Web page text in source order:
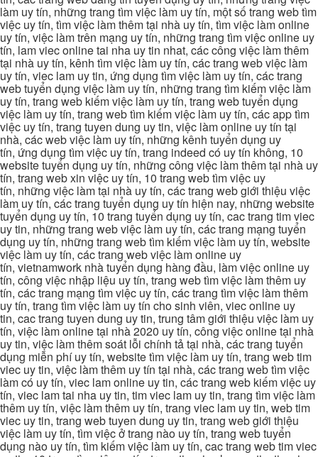
làm uy tín, những trang tìm việc làm uy tín, một số trang web tìm
việc uy tín, tìm việc làm thêm tại nhà uy tín, tìm việc làm online
uy tín, việc làm trên mạng uy tín, những trang tìm việc online uy
tín, lam viec online tai nha uy tin nhat, các công việc làm thêm
tại nhà uy tín, kênh tìm việc làm uy tín, các trang web việc làm
uy tín, viec lam uy tin, ứng dụng tìm việc làm uy tín, các trang
web tuyển dụng việc làm uy tín, những trang tìm kiếm việc làm
uy tín, trang web kiếm việc làm uy tín, trang web tuyển dụng
việc làm uy tín, trang web tìm kiếm việc làm uy tín, các app tìm
việc uy tín, trang tuyen dung uy tin, việc làm online uy tín tại
nhà, các web việc làm uy tín, những kênh tuyển dụng uy
tín, ứng dụng tìm việc uy tín, trang indeed có uy tín không, 10
website tuyển dụng uy tín, những công việc làm thêm tại nhà uy
tín, trang web xin việc uy tín, 10 trang web tìm việc uy
tín, những việc làm tại nhà uy tín, các trang web giới thiệu việc
làm uy tín, các trang tuyển dụng uy tín hiện nay, những website
tuyển dụng uy tín, 10 trang tuyển dụng uy tín, cac trang tim viec
uy tin, những trang web việc làm uy tín, các trang mạng tuyển
dụng uy tín, những trang web tìm kiếm việc làm uy tín, website
việc làm uy tín, các trang web việc làm online uy
tín, vietnamwork nhà tuyển dụng hàng đầu, làm việc online uy
tín, công việc nhập liệu uy tín, trang web tìm việc làm thêm uy
tín, các trang mạng tìm việc uy tín, các trang tìm việc làm thêm
uy tín, trang tìm việc làm uy tín cho sinh viên, viec online uy
tin, cac trang tuyen dung uy tin, trung tâm giới thiệu việc làm uy
tín, việc làm online tại nhà 2020 uy tín, công việc online tại nhà
uy tin, việc làm thêm soát lỗi chính tả tại nhà, các trang tuyển
dụng miễn phí uy tín, website tìm việc làm uy tín, trang web tim
viec uy tin, việc làm thêm uy tín tại nhà, các trang web tìm việc
làm có uy tín, viec lam online uy tin, các trang web kiếm việc uy
tín, viec lam tai nha uy tin, tim viec lam uy tin, trang tìm việc làm
thêm uy tín, việc làm thêm uy tín, trang viec lam uy tin, web tim
viec uy tin, trang web tuyen dung uy tin, trang web giới thiệu
việc làm uy tín, tìm việc ở trang nào uy tín, trang web tuyển
dụng nào uy tín, tìm kiếm việc làm uy tín, cac trang web tim viec